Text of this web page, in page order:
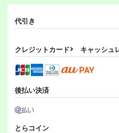
代引き
クレジットカード キャッシュ
後払い決済
とらコイン